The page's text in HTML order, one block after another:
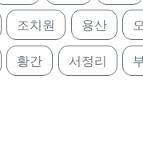
조치원 용산
황간 서정리